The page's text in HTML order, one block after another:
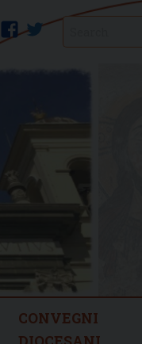
twitter
facebook
CONVEGNI